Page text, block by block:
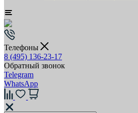
Телефоны
8 (495) 136-23-17
Обратный звонок
Telegram
WhatsApp